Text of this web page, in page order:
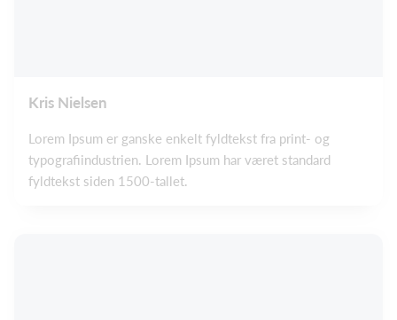
Kris Nielsen
Lorem Ipsum er ganske enkelt fyldtekst fra print- og
typografiindustrien. Lorem Ipsum har været standard
fyldtekst siden 1500-tallet.